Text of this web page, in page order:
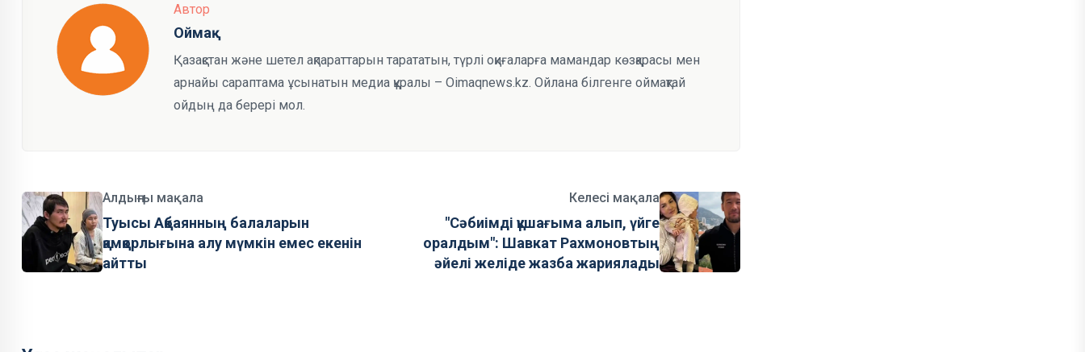
Автор
Оймақ
Қазақстан және шетел ақпараттарын тарататын, түрлі оқиғаларға мамандар көзқарасы мен
арнайы сараптама ұсынатын медиа құралы – Oimaqnews.kz. Ойлана білгенге оймақтай
ойдың да берері мол.
Алдыңғы мақала
Туысы Ақбаянның балаларын
қамқорлығына алу мүмкін емес екенін
айтты
Келесі мақала
"Сәбиімді құшағыма алып, үйге
оралдым": Шавкат Рахмоновтың
әйелі желіде жазба жариялады